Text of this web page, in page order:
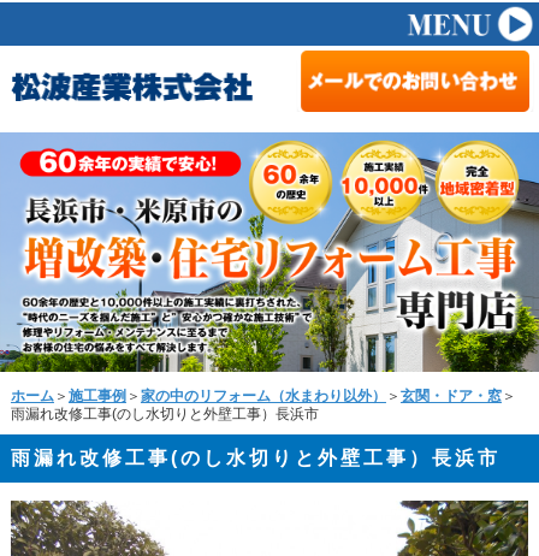
ホーム ＞ 施工事例 ＞ 家の中のリフォーム（水まわり以外） ＞ 玄関・ドア・窓＞
雨漏れ改修工事(のし水切りと外壁工事）長浜市
雨漏れ改修工事(のし水切りと外壁工事）長浜市